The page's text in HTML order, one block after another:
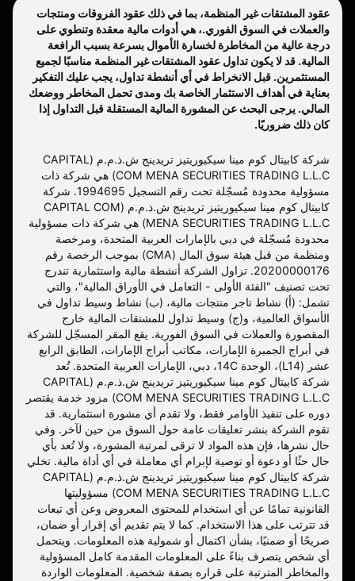
عقود المشتقات غير المنظمة، بما في ذلك عقود الفروقات ومنتجات
والعملات في السوق الفوري.، هي أدوات مالية معقدة وتنطوي على
درجة عالية من المخاطرة لخسارة الأموال بسرعة بسبب الرافعة
المالية. قد لا يكون تداول عقود المشتقات غير المنظمة مناسبًا لجميع
المستثمرين. قبل الانخراط في أي أنشطة تداول، يجب عليك التفكير
بعناية في أهداف الاستثمار الخاصة بك ومدى تحمل المخاطر ووضعك
المالي. يرجى البحث عن المشورة المالية المستقلة قبل التداول إذا
كان ذلك ضروريًا.
شركة كابيتال كوم مينا سيكيوريتيز تريدينج ش.ذ.م.م (CAPITAL
COM MENA SECURITIES TRADING L.L.C) هي شركة ذات
مسؤولية محدودة مُسجّلة تحت رقم التسجيل 1994695. شركة
كابيتال كوم مينا سيكيوريتيز تريدينج ش.ذ.م.م (CAPITAL COM
MENA SECURITIES TRADING L.L.C) هي شركة ذات مسؤولية
محدودة مُسجّلة في دبي بالإمارات العربية المتحدة، ومرخصة
ومنظمة من قبل هيئة سوق المال (CMA) بموجب الرخصة رقم
20200000176. تزاول الشركة أنشطة مالية واستثمارية تندرج
تحت تصنيف "الفئة الأولى - التعامل في الأوراق المالية"، والتي
تشمل: (أ) نشاط تاجر منتجات مالية، (ب) نشاط وسيط تداول في
الأسواق العالمية، و(ج) وسيط تداول للمشتقات المالية خارج
المقصورة والعملات في السوق الفورية. يقع المقر المسجّل للشركة
في أبراج الجميرة الإمارات، مكاتب أبراج الإمارات، الطابق الرابع
عشر (L14)، الوحدة 14C، دبي، الإمارات العربية المتحدة. تُعد
شركة كابيتال كوم مينا سيكيوريتيز تريدينج ش.ذ.م.م (CAPITAL
COM MENA SECURITIES TRADING L.L.C) مزود خدمة يقتصر
دوره على تنفيذ الأوامر فقط، ولا تقدم أي مشورة استثمارية. قد
تقوم الشركة بنشر تعليقات عامة حول السوق من حين لآخر. وفي
حال نشرها، فإن هذه المواد لا ترقى لمرتبة المشورة، ولا تُعد بأي
حال حثًا أو دعوة أو توصية لإبرام أي معاملة في أي أداة مالية. تخلي
شركة كابيتال كوم مينا سيكيوريتيز تريدينج ش.ذ.م.م (CAPITAL
COM MENA SECURITIES TRADING L.L.C) مسؤوليتها
القانونية تمامًا عن أي استخدام للمحتوى المعروض وعن أي تبعات
قد تترتب على هذا الاستخدام. كما لا يتم تقديم أي إقرار أو ضمان،
صريحًا أو ضمنيًا، بشأن اكتمال أو شمولية هذه المعلومات. ويتحمل
أي شخص يتصرف بناءً على المعلومات المقدمة كامل المسؤولية
والمخاطر المترتبة على قراره بصفة شخصية. المعلومات الواردة